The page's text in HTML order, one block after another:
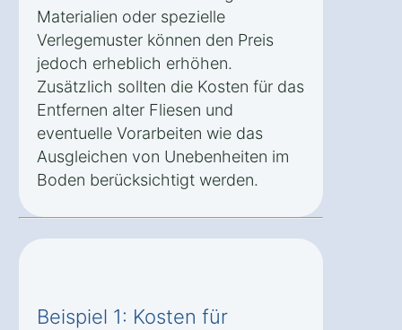
Materialien oder spezielle
Verlegemuster können den Preis
jedoch erheblich erhöhen.
Zusätzlich sollten die Kosten für das
Entfernen alter Fliesen und
eventuelle Vorarbeiten wie das
Ausgleichen von Unebenheiten im
Boden berücksichtigt werden.
Beispiel 1: Kosten für